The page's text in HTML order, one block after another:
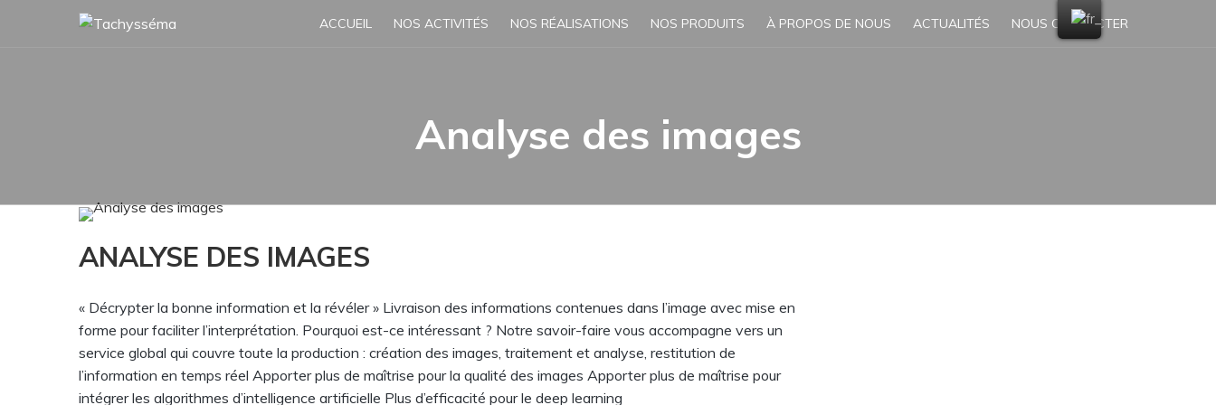
ACCUEIL NOS ACTIVITÉS NOS RÉALISATIONS NOS PRODUITS À PROPOS DE NOUS ACTUALITÉS NOUS CONTACTER
Analyse des images
ANALYSE DES IMAGES
« Décrypter la bonne information et la révéler » Livraison des informations contenues dans l’image avec mise en
forme pour faciliter l’interprétation. Pourquoi est-ce intéressant ? Notre savoir-faire vous accompagne vers un
service global qui couvre toute la production : création des images, traitement et analyse, restitution de
l’information en temps réel Apporter plus de maîtrise pour la qualité des images Apporter plus de maîtrise pour
intégrer les algorithmes d’intelligence artificielle Plus d’efficacité pour le deep learning